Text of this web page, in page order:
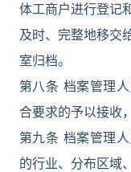
体工商户进行登记
及时、完整地移交
室归档。
第八条 档案管理
合要求的予以接收
第九条 档案管理
的行业、分布区域